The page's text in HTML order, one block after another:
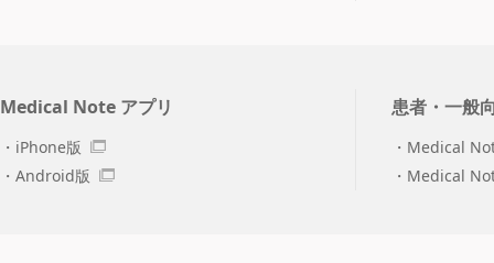
Medical Note アプリ
iPhone版
Android版
患者・一般
Medical
Medical